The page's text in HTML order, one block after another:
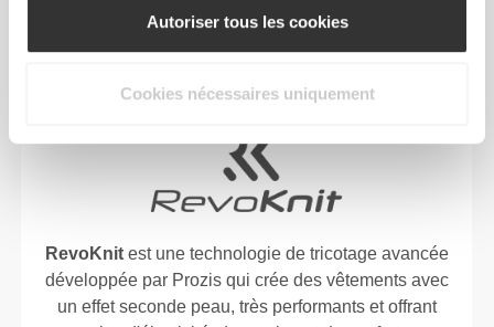
Autoriser tous les cookies
Cookies nécessaires uniquement
CONÇU AVEC LA
TECHNOLOGIE
REVOKNIT
RevoKnitest une technologie de tricotage avancée
développée par Prozis qui crée des vêtements avec
un effet seconde peau, très performants et offrant